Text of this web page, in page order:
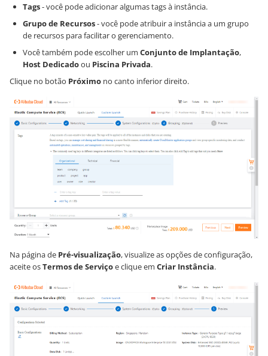
Tags- você pode adicionar algumas tags à instância.
Grupo de Recursos- você pode atribuir a instância a um grupo
de recursos para facilitar o gerenciamento.
Você também pode escolher um Conjunto de Implantação,
Host Dedicadoou Piscina Privada.
Clique no botão Próximo no canto inferior direito.
Na página de Pré-visualização, visualize as opções de configuração,
aceite osTermos de Serviçoe clique em Criar Instância.